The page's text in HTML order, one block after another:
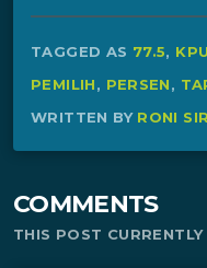
TAGGED AS 77.5, KPU
PEMILIH, PERSEN,
WRITTEN BY RONI
COMMENTS
THIS POST